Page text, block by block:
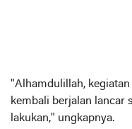
"Alhamdulillah,
kembali berjalan lancar
lakukan," ungkapnya.